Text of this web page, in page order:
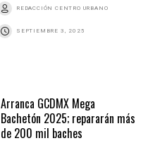
REDACCIÓN CENTRO URBANO
SEPTIEMBRE 3, 2025
Arranca GCDMX Mega
Bachetón 2025; repararán más
de 200 mil baches